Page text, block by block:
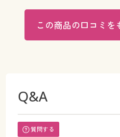
この商品の口コミを
Q&A
質問する